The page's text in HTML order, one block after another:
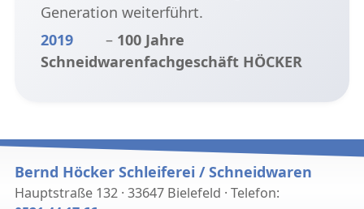
Generation weiterführt.
2019
– 100 Jahre
Schneidwarenfachgeschäft HÖCKER
Bernd Höcker Schleiferei / Schneidwaren
Hauptstraße 132 · 33647 Bielefeld · Telefon: